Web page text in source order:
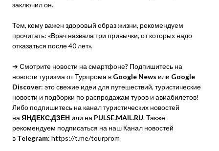
заключил он.
Тем, кому важен здоровый образ жизни, рекомендуем
прочитать: «Врач назвала три привычки, от которых надо
отказаться после 40 лет».
➔ Смотрите новости на смартфоне? Подпишитесь на
новости туризма от Турпрома в Google News или Google
Discover: это свежие идеи для путешествий, туристические
новости и подборки по распродажам туров и авиабилетов!
Либо подпишитесь на канал туристических новостей
на ЯНДЕКС.ДЗЕН или на PULSE.MAIL.RU. Также
рекомендуем подписаться на наш Канал новостей
в Telegram: https://t.me/tourprom